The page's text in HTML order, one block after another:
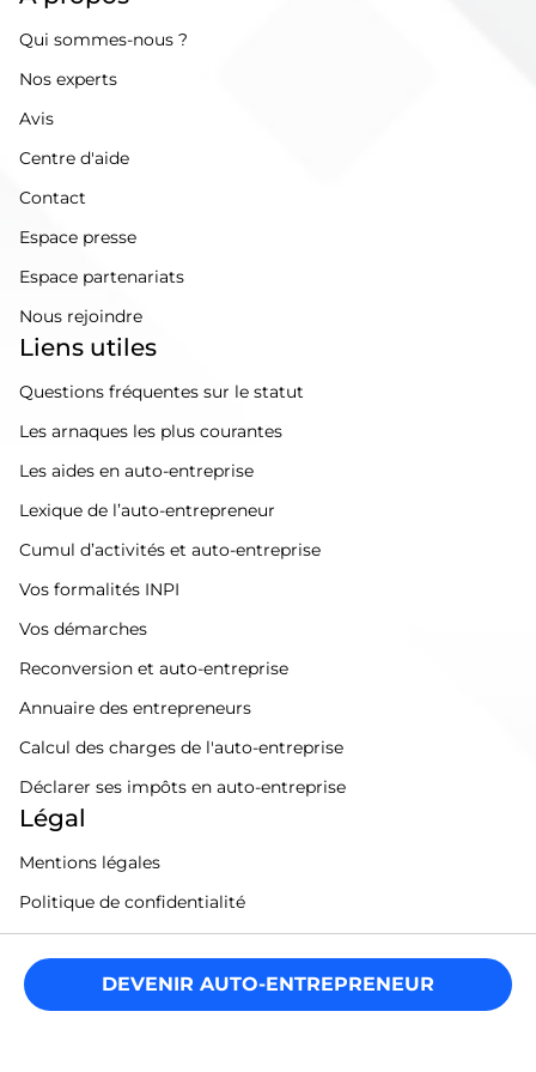
DEVENIR AUTO-ENTREPRENEUR
Qui sommes-nous ?
Nos experts
Avis
Centre d'aide
Contact
Espace presse
Espace partenariats
Nous rejoindre
Liens utiles
Questions fréquentes sur le statut
Les arnaques les plus courantes
Les aides en auto-entreprise
Lexique de l’auto-entrepreneur
Cumul d’activités et auto-entreprise
Vos formalités INPI
Vos démarches
Reconversion et auto-entreprise
Annuaire des entrepreneurs
Calcul des charges de l'auto-entreprise
Déclarer ses impôts en auto-entreprise
Légal
Mentions légales
Politique de confidentialité
Conditions générales
Sitemap